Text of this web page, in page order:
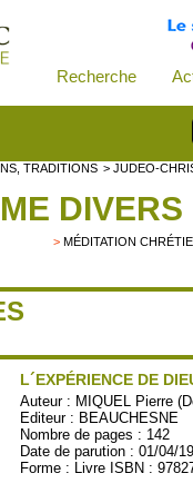
Recherche
TRADITIONS > JUDEO-
DIVERS
>MÉDITATION
L´EXPÉRIENCE DE
Auteur : MIQUEL Pierre
Editeur : BEAUCHESNE
Nombre de pages : 142
Date de parution : 01/04/
Forme : Livre ISBN :